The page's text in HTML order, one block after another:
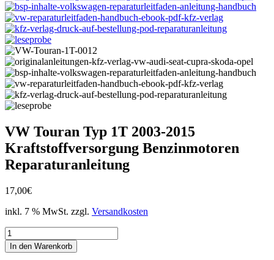
VW Touran Typ 1T 2003-2015
Kraftstoffversorgung Benzinmotoren
Reparaturanleitung
17,00€
inkl. 7 % MwSt. zzgl. Versandkosten
VW
Touran
Typ
In den Warenkorb